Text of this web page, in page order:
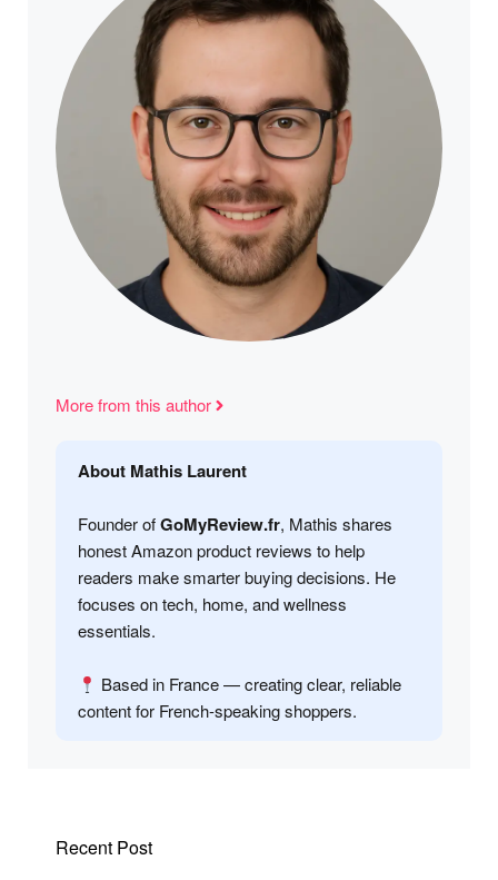
More from this author
About Mathis Laurent
Founder ofGoMyReview.fr, Mathis shares
honest Amazon product reviews to help
readers make smarter buying decisions. He
focuses on tech, home, and wellness
essentials.
Based in France — creating clear, reliable
content for French-speaking shoppers.
Recent Post